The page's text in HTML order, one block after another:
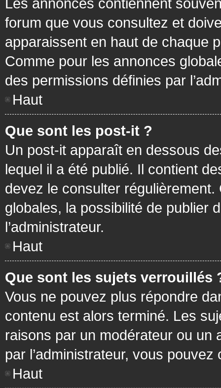
forum que vous consultez et
apparaissent en haut de chaque
Comme pour les annonces
des permissions définies par
Haut
Que sont les post-it ?
Un post-it apparaît en dessous
lequel il a été publié. Il contient
devez le consulter
globales, la possibilité de publier
l’administrateur.
Haut
Que sont les sujets verrouillés
Vous ne pouvez plus répondre
contenu est alors terminé. Les
raisons par un modérateur ou un
par l’administrateur, vous
Haut